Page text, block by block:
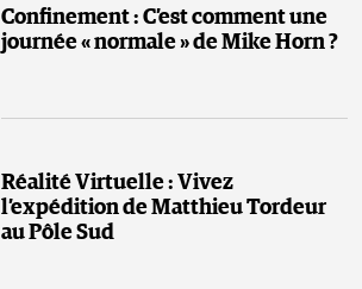
Confinement : C’est comment une
journée « normale » de Mike Horn ?
Réalité Virtuelle : Vivez
l’expédition de Matthieu Tordeur
au Pôle Sud